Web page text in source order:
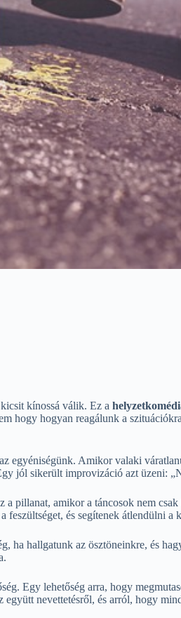
kínossá válik. Ez a
hogy hogyan reagálunk a
egyéniségünk. Amikor valaki
jól sikerült improvizáció azt üzeni:
a pillanat, amikor a táncosok nem
és segítenek átlendülni a
hallgatunk az ösztöneinkre, és
Egy lehetőség arra, hogy
nevettetésről, és arról, hogy